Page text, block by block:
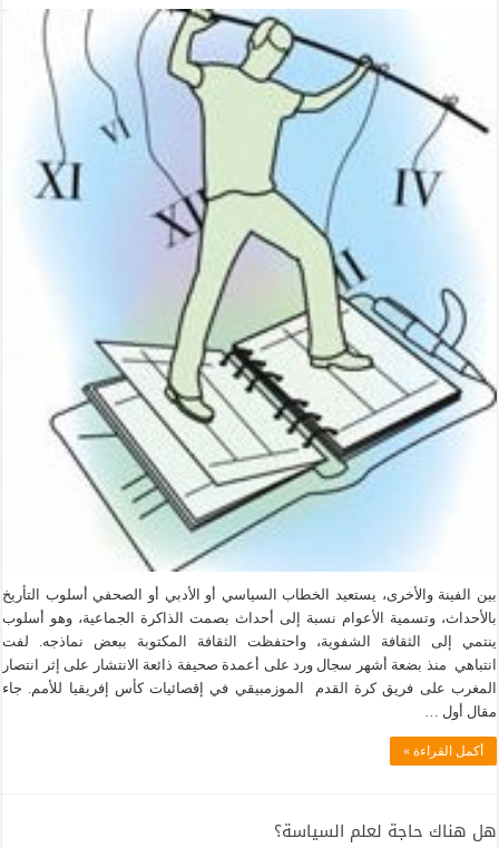
بين الفينة والأخرى، يستعيد الخطاب السياسي أو الأدبي أو الصحفي أسلوب التأريخ
بالأحداث، وتسمية الأعوام نسبة إلى أحداث بصمت الذاكرة الجماعية، وهو أسلوب
ينتمي إلى الثقافة الشفوية، واحتفظت الثقافة المكتوبة ببعض نماذجه. لفت
انتباهي منذ بضعة أشهر سجال ورد على أعمدة صحيفة ذائعة الانتشار على إثر انتصار
المغرب على فريق كرة القدم الموزمبيقي في إقصائيات كأس إفريقيا للأمم. جاء
مقال أول …
أكمل القراءة »
هل هناك حاجة لعلم السياسة؟